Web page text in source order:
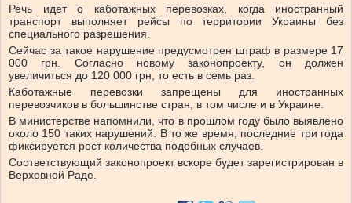
Речь идет о каботажных перевозках, когда иностранный
транспорт выполняет рейсы по территории Украины без
специального разрешения.
Сейчас за такое нарушение предусмотрен штраф в размере 17
000 грн. Согласно новому законопроекту, он должен
увеличиться до 120 000 грн, то есть в семь раз.
Каботажные перевозки запрещены для иностранных
перевозчиков в большинстве стран, в том числе и в Украине.
В министерстве напомнили, что в прошлом году было выявлено
около 150 таких нарушений. В то же время, последние три года
фиксируется рост количества подобных случаев.
Соответствующий законопроект вскоре будет зарегистрирован в
Верховной Раде.